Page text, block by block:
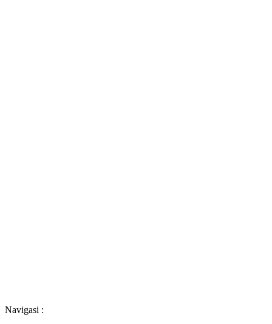
Navigasi :